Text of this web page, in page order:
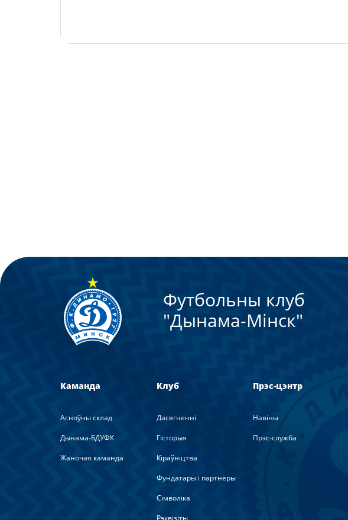
Футбольны клуб
"Дынама-Мiнск"
Каманда
Асноўны склад
Дынама-БДУФК
Жаночая каманда
Клуб
Дасягненні
Гісторыя
Кіраўніцтва
Фундатары і партнёры
Сімволіка
Рэквізіты
Прэс-цэнтр
Навiны
Прэс-служба